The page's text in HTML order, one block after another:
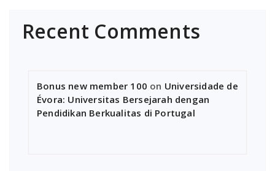
Recent Comments
Bonus new member 100 on Universidade de
Évora: Universitas Bersejarah dengan
Pendidikan Berkualitas di Portugal